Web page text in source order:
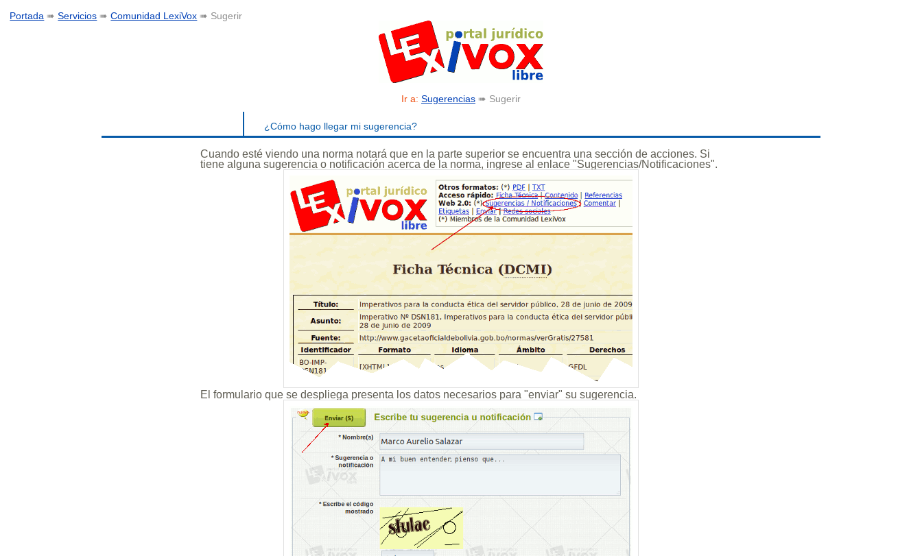
Portada ➠Servicios ➠Comunidad LexiVox ➠ Sugerir
Ir a: Sugerencias ➠ Sugerir
¿Cómo hago llegar mi sugerencia?
Cuando esté viendo una norma notará que en la parte superior se encuentra una sección de acciones. Si
tiene alguna sugerencia o notificación acerca de la norma, ingrese al enlace "Sugerencias/Notificaciones".
El formulario que se despliega presenta los datos necesarios para "enviar" su sugerencia.